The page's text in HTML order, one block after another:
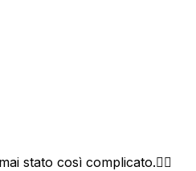
stato così complicato.❤️‍🔥